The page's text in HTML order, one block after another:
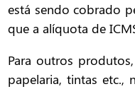
está sendo cobrado
que a alíquota de
Para outros
papelaria, tintas etc.,